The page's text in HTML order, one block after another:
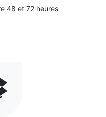
48 et 72 heures